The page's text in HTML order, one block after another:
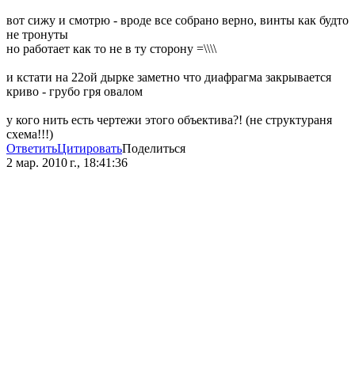
вот сижу и смотрю - вроде все собрано верно, винты как будто
не тронуты
но работает как то не в ту сторону =\\\\
и кстати на 22ой дырке заметно что диафрагма закрывается
криво - грубо гря овалом
у кого нить есть чертежи этого объектива?! (не структураня
схема!!!)
ОтветитьЦитироватьПоделиться
2 мар. 2010 г., 18:41:36